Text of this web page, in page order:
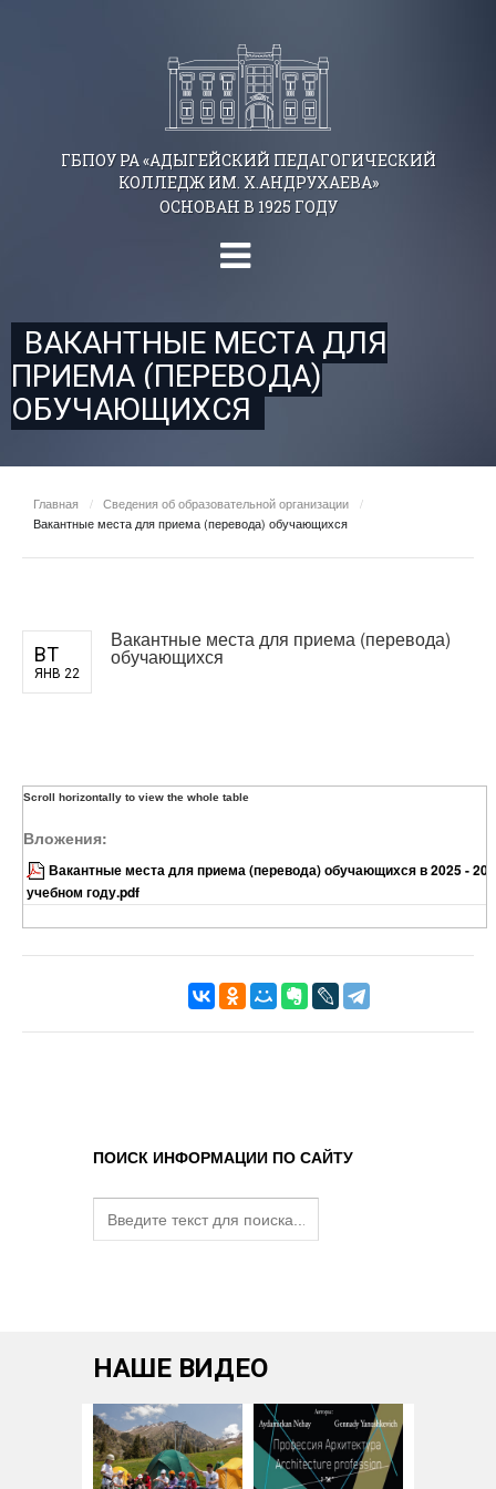
ГБПОУ РА «АДЫГЕЙСКИЙ ПЕДАГОГИЧЕСКИЙ
КОЛЛЕДЖ ИМ. Х.АНДРУХАЕВА»
ОСНОВАН В 1925 ГОДУ
ВАКАНТНЫЕ МЕСТА ДЛЯ
ПРИЕМА (ПЕРЕВОДА)
ОБУЧАЮЩИХСЯ
Главная / Сведения об образовательной организации
/
Вакантные места для приема (перевода) обучающихся
ВТ
ЯНВ 22
Вакантные места для приема (перевода)
обучающихся
Вложения:
Вакантные места для приема (перевода) обучающихся в 2025 -
учебном году.pdf
ПОИСК ИНФОРМАЦИИ ПО САЙТУ
НАШЕ ВИДЕО